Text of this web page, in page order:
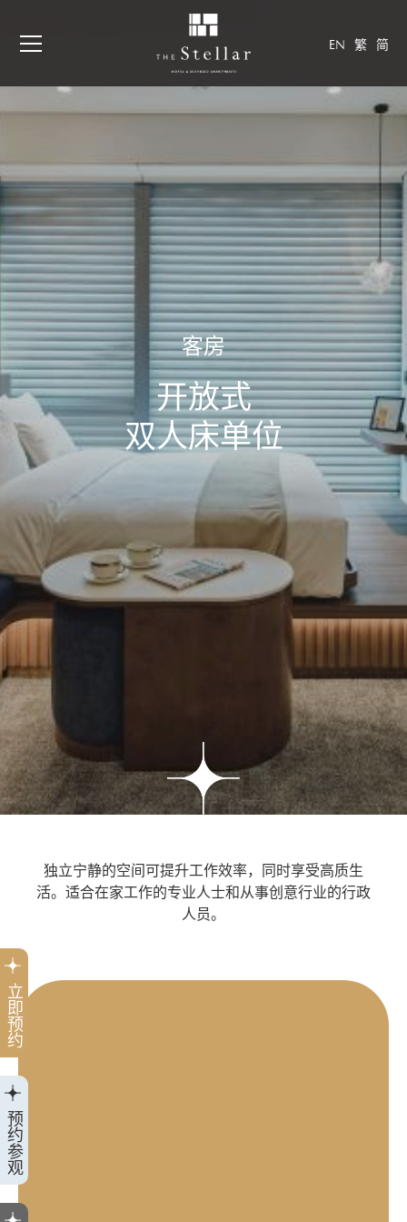
EN 繁 简
立即预约
预约参观
客房
开放式
双人床单位
独立宁静的空间可提升工作效率，同时享受高质生
活。适合在家工作的专业人士和从事创意行业的行政
人员。